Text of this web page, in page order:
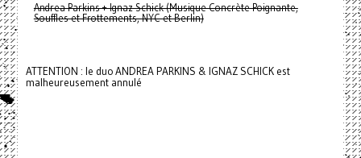
Andrea Parkins + Ignaz Schick (Musique Concrète Poignante,
Souffles et Frottements, NYC et Berlin)
ATTENTION : le duo ANDREA PARKINS & IGNAZ SCHICK est
malheureusement annulé